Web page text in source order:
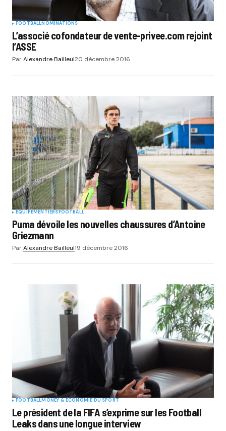
FOOTBALLNOMINATIONS
L’associé cofondateur de vente-privee.com rejoint
l’ASSE
ParAlexandre Bailleul20 décembre 2016
EQUIPEMENTIERSFOOTBALL
Puma dévoile les nouvelles chaussures d’Antoine
Griezmann
ParAlexandre Bailleul19 décembre 2016
FOOTBALLMONEY & ÉCONOMIE DU SPORT
Le président de la FIFA s’exprime sur les Football
Leaks dans une longue interview